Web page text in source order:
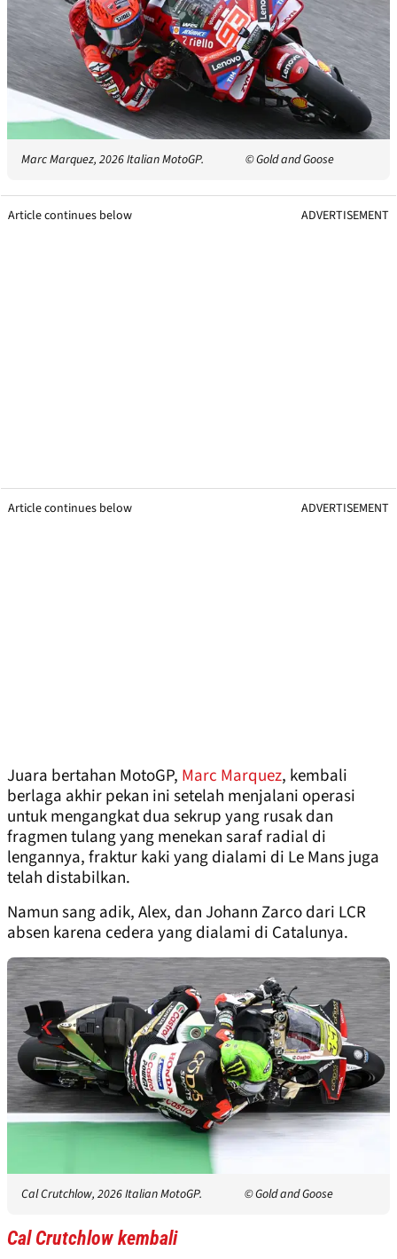
Marc Marquez, 2026 Italian MotoGP. © Gold and Goose
Article continues below ADVERTISEMENT
Article continues below ADVERTISEMENT
Juara bertahan MotoGP, Marc Marquez, kembali
berlaga akhir pekan ini setelah menjalani operasi
untuk mengangkat dua sekrup yang rusak dan
fragmen tulang yang menekan saraf radial di
lengannya, fraktur kaki yang dialami di Le Mans juga
telah distabilkan.
Namun sang adik, Alex, dan Johann Zarco dari LCR
absen karena cedera yang dialami di Catalunya.
Cal Crutchlow, 2026 Italian MotoGP. © Gold and Goose
Cal Crutchlow kembali